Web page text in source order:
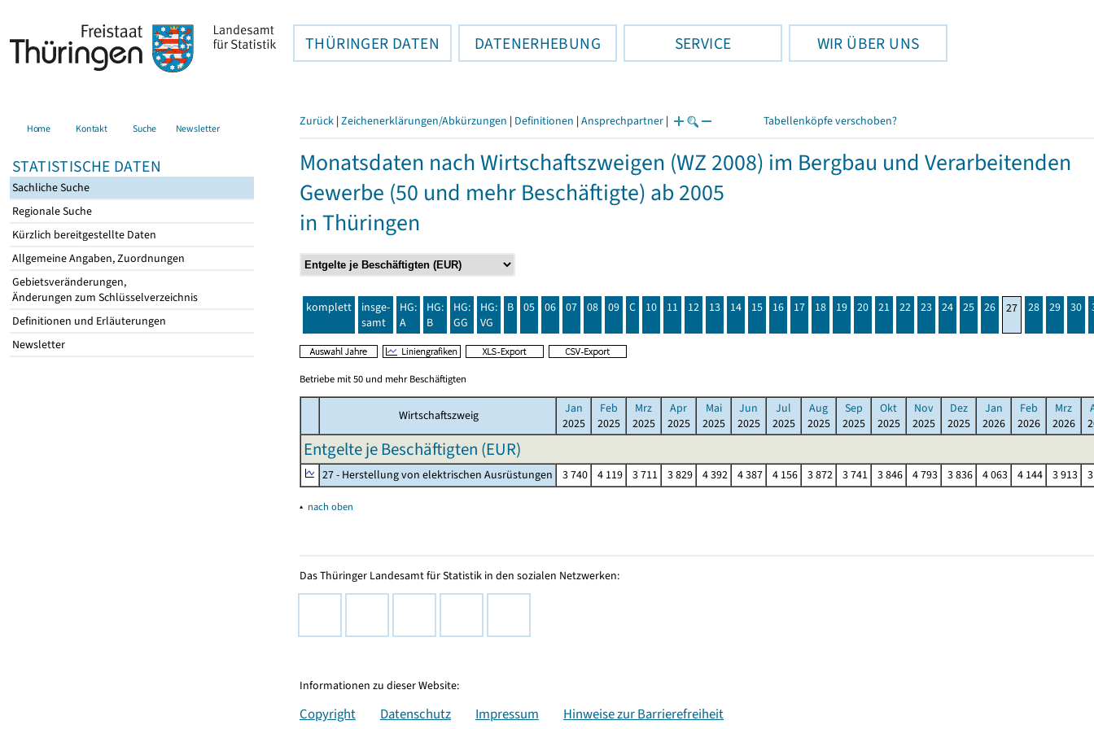
THÜRINGER DATEN DATENERHEBUNG SERVICE WIR ÜBER UNS
Home Kontakt Suche Newsletter
STATISTISCHE DATEN
Sachliche Suche
Regionale Suche
Kürzlich bereitgestellte Daten
Allgemeine Angaben, Zuordnungen
Gebietsveränderungen,
Änderungen zum Schlüsselverzeichnis
Definitionen und Erläuterungen
Newsletter
Zurück | Zeichenerklärungen/Abkürzungen | Definitionen | Ansprechpartner | Tabellenköpfe verschoben?
Monatsdaten nach Wirtschaftszweigen (WZ 2008) im Bergbau und Verarbeitenden
Gewerbe (50 und mehr Beschäftigte) ab 2005
in Thüringen
komplett
insge-
samt
HG:
A
HG:
B
HG:
GG
HG:
VG
B 05 06 07 08 09 C 10 11 12 13 14 15 16 17 18 19 20 21 22 23 24 25 26 27 28 29 30
Betriebe mit 50 und mehr Beschäftigten
Wirtschaftszweig
Jan
2025
Feb
2025
Mrz
2025
Apr
2025
Mai
2025
Jun
2025
Jul
2025
Aug
2025
Sep
2025
Okt
2025
Nov
2025
Dez
2025
Jan
2026
Feb
2026
Mrz
2026
Entgelte je Beschäftigten (EUR)
27 - Herstellung von elektrischen Ausrüstungen 3 740 4 119 3 711 3 829 4 392 4 387 4 156 3 872 3 741 3 846 4 793 3 836 4 063 4 144 3 913
▴ nach oben
Das Thüringer Landesamt für Statistik in den sozialen Netzwerken:
Informationen zu dieser Website:
Copyright Datenschutz Impressum Hinweise zur Barrierefreiheit